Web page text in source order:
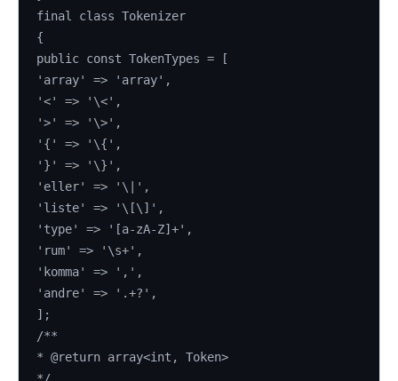
final class Tokenizer
{
public const TokenTypes = [
'array' => 'array',
'<' => '\<',
'>' => '\>',
'{' => '\{',
'}' => '\}',
'eller' => '\|',
'liste' => '\[\]',
'type' => '[a-zA-Z]+',
'rum' => '\s+',
'komma' => ',',
'andre' => '.+?',
];
/**
* @return array<int, Token>
*/